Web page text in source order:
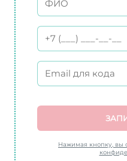
Нажимая кнопку, вы